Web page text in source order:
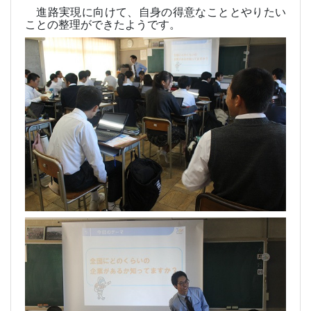
進路実現に向けて、自身の得意なこととやりたい
ことの整理ができたようです。